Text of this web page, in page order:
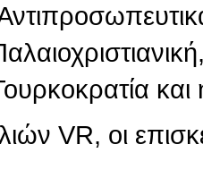
VR, οι